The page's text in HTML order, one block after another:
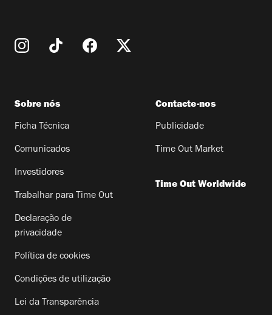
Sobre nós
Ficha Técnica
Comunicados
Investidores
Trabalhar para Time Out
Declaração de
privacidade
Política de cookies
Condições de utilização
Lei da Transparência
Contacte-nos
Publicidade
Time Out Market
Time Out Worldwide